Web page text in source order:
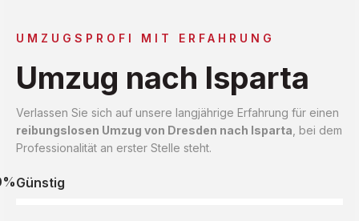
UMZUGSPROFI MIT ERFAHRUNG
Umzug nach Isparta
Verlassen Sie sich auf unsere langjährige Erfahrung für einen
reibungslosen Umzug von Dresden nach Isparta , bei dem
Professionalität an erster Stelle steht.
Günstig